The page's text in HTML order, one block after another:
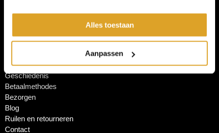
Alles toestaan
Aanpassen
5223 GS 's-Hertogenbosch
Tel: + (0) 73 - 621 04 63 (optie 5)
E-mail: info@debosschetapijtschuur.nl
Bestellen en registreren
Geschiedenis
Betaalmethodes
Bezorgen
Blog
Ruilen en retourneren
Contact